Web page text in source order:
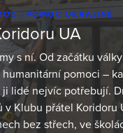
POMOC UKRAJINĚ
UA
s ní. Od začátku
pomoci –
ji lidé nejvíc potřebují.
v Klubu přátel Koridoru
bez střech, ve